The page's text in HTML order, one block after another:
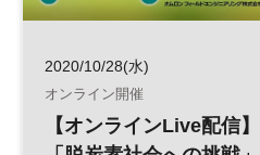
2020/10/28(水)
オンライン開催
【オンラインLive配信】